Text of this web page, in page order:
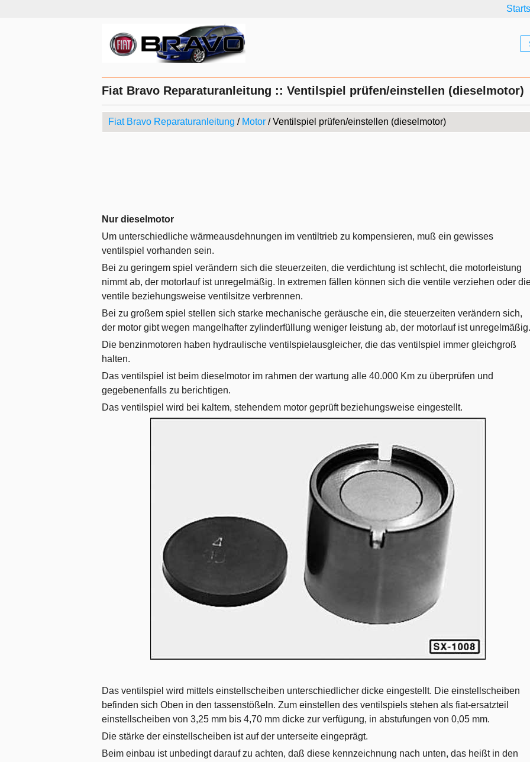
Fiat Bravo Reparaturanleitung :: Ventilspiel prüfen/einstellen (dieselmotor)
Fiat Bravo Reparaturanleitung / Motor / Ventilspiel prüfen/einstellen (dieselmotor)
Nur dieselmotor
Um unterschiedliche wärmeausdehnungen im ventiltrieb zu kompensieren, muß ein gewisses
ventilspiel vorhanden sein.
Bei zu geringem spiel verändern sich die steuerzeiten, die verdichtung ist schlecht, die motorleistung
nimmt ab, der motorlauf ist unregelmäßig. In extremen fällen können sich die ventile verziehen oder
ventile beziehungsweise ventilsitze verbrennen.
Bei zu großem spiel stellen sich starke mechanische geräusche ein, die steuerzeiten verändern sich,
der motor gibt wegen mangelhafter zylinderfüllung weniger leistung ab, der motorlauf ist unregelmäßig.
Die benzinmotoren haben hydraulische ventilspielausgleicher, die das ventilspiel immer gleichgroß
halten.
Das ventilspiel ist beim dieselmotor im rahmen der wartung alle 40.000 Km zu überprüfen und
gegebenenfalls zu berichtigen.
Das ventilspiel wird bei kaltem, stehendem motor geprüft beziehungsweise eingestellt.
Das ventilspiel wird mittels einstellscheiben unterschiedlicher dicke eingestellt. Die einstellscheiben
befinden sich Oben in den tassenstößeln. Zum einstellen des ventilspiels stehen als fiat-ersatzteil
einstellscheiben von 3,25 mm bis 4,70 mm dicke zur verfügung, in abstufungen von 0,05 mm.
Die stärke der einstellscheiben ist auf der unterseite eingeprägt.
Beim einbau ist unbedingt darauf zu achten, daß diese kennzeichnung nach unten, das heißt in den